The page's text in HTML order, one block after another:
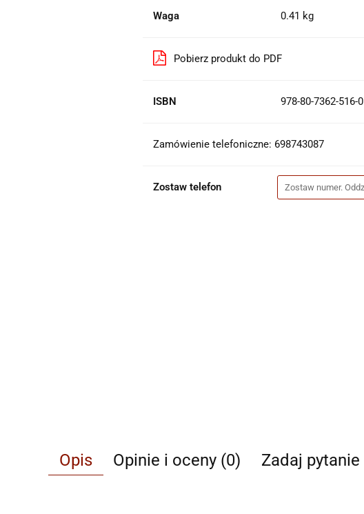
Waga 0.41 kg
Pobierz produkt do PDF
ISBN 978-80-7362-516-0
Zamówienie telefoniczne: 698743087
Zostaw telefon
Opis Opinie i oceny (0) Zadaj pytanie